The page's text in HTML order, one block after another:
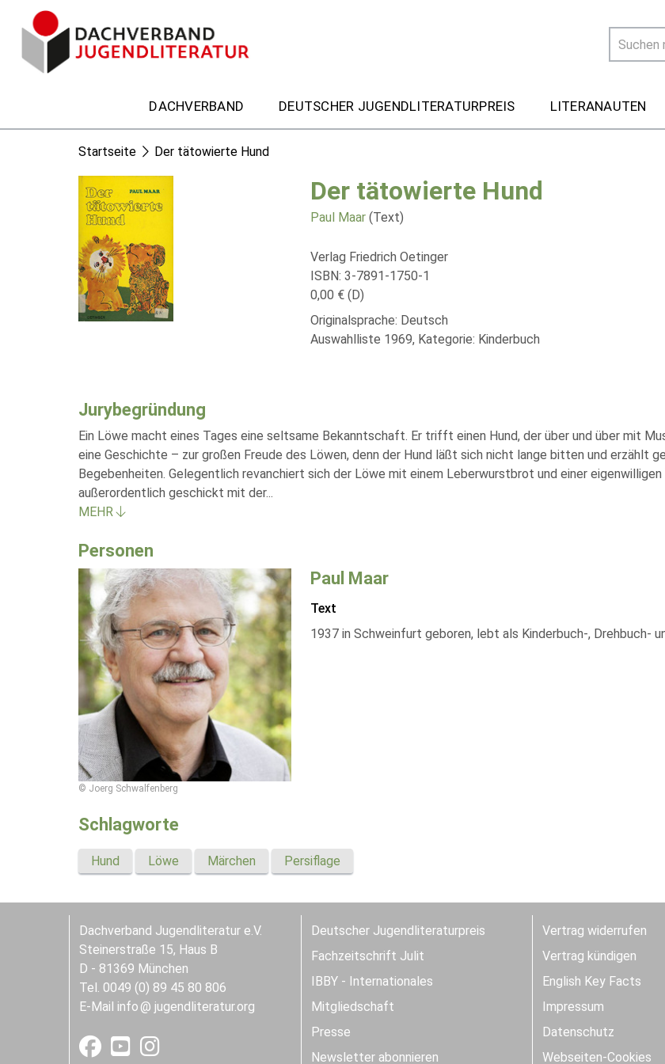
DACHVERBAND DEUTSCHER JUGENDLITERATURPREIS LITERANAUTEN
Startseite Der tätowierte Hund
Der tätowierte Hund
Paul Maar (Text)
Verlag Friedrich Oetinger
ISBN: 3-7891-1750-1
0,00 € (D)
Originalsprache: Deutsch
Auswahlliste 1969, Kategorie: Kinderbuch
Jurybegründung
Ein Löwe macht eines Tages eine seltsame Bekanntschaft. Er trifft einen Hund, der über und über mit
eine Geschichte – zur großen Freude des Löwen, denn der Hund läßt sich nicht lange bitten und erzählt
Begebenheiten. Gelegentlich revanchiert sich der Löwe mit einem Leberwurstbrot und einer eigenwilligen
außerordentlich geschickt mit der...
MEHR
Personen
© Joerg Schwalfenberg
Paul Maar
Text
1937 in Schweinfurt geboren, lebt als Kinderbuch-, Drehbuch-
Schlagworte
Hund Löwe Märchen Persiflage
Dachverband Jugendliteratur e.V.
Steinerstraße 15, Haus B
D - 81369 München
Tel. 0049 (0) 89 45 80 806
E-Mail info jugendliteratur.org
Deutscher Jugendliteraturpreis
Fachzeitschrift Julit
IBBY - Internationales
Mitgliedschaft
Presse
Newsletter abonnieren
Vertrag widerrufen
Vertrag kündigen
English Key Facts
Impressum
Datenschutz
Webseiten-Cookies